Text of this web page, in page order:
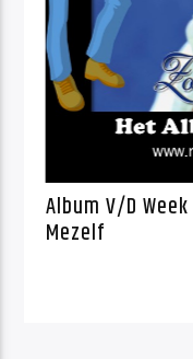
32